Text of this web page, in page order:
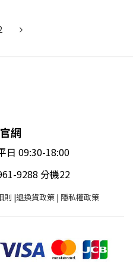
網
日 09:30-18:00
9288 分機22
則 |退換貨政策| 隱私權政策